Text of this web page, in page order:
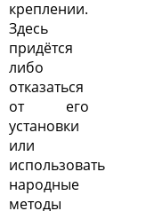
креплении.
Здесь
придётся
либо
отказаться
от его
установки
или
использовать
народные
методы